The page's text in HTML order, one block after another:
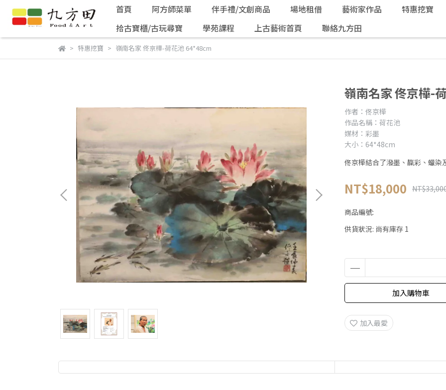
首頁 阿方師菜單 伴手禮/文創商品 場地租借 藝術家作品
特惠挖寶
拾古寶櫃/古玩尋寶
學苑課程 上古藝術首頁 聯絡九方田
特惠挖寶 嶺南名家 佟京樺-荷花池 64*48cm
嶺南名家 佟京樺-
作者：佟京樺
作品名稱：荷花池
媒材：彩墨
大小：64*48cm
佟京樺結合了潑墨、靝彩、蠟染
NT$18,000
商品編號:
供貨狀況: 尚有庫存 1
加入購物車
加入最愛